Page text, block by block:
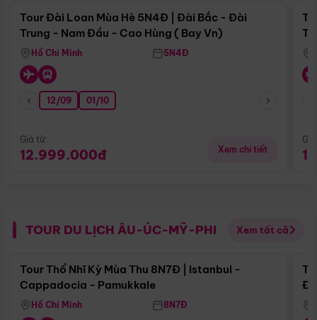
Tour Đài Loan Mùa Hè 5N4Đ | Đài Bắc - Đài
Trung - Nam Đầu - Cao Hùng ( Bay Vn)
Hồ Chí Minh 5N4Đ
12/09 01/10
Giá từ:
12.999.000đ Xem chi tiết
TOUR DU LỊCH ÂU-ÚC-MỸ-PHI Xem tất cả
Điểm nổi bật
Tour Thổ Nhĩ Kỳ Mùa Thu 8N7Đ | Istanbul -
Cappadocia - Pamukkale
Hồ Chí Minh 8N7Đ